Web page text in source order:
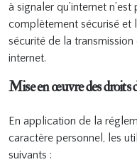
à signaler qu’internet
complètement sécurisé et
sécurité de la
internet.
Mise en œuvre des droits
En application de la
caractère personnel, les
suivants :